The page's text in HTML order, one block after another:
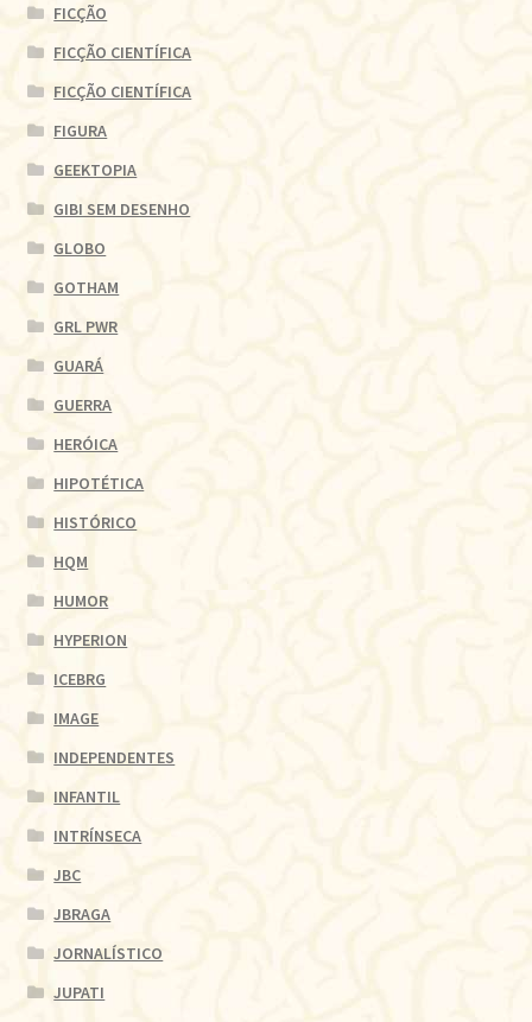
FICÇÃO
FICÇÃO CIENTÍFICA
FICÇÃO CIENTÍFICA
FIGURA
GEEKTOPIA
GIBI SEM DESENHO
GLOBO
GOTHAM
GRL PWR
GUARÁ
GUERRA
HERÓICA
HIPOTÉTICA
HISTÓRICO
HQM
HUMOR
HYPERION
ICEBRG
IMAGE
INDEPENDENTES
INFANTIL
INTRÍNSECA
JBC
JBRAGA
JORNALÍSTICO
JUPATI